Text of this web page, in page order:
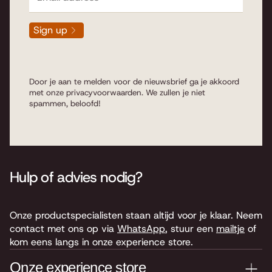
Sign up
Door je aan te melden voor de nieuwsbrief ga je akkoord
met onze privacyvoorwaarden. We zullen je niet
spammen, beloofd!
Hulp of advies nodig?
Onze productspecialisten staan altijd voor je klaar. Neem
contact met ons op via WhatsApp, stuur een mailtje of
kom eens langs in onze experience store.
Onze experience store